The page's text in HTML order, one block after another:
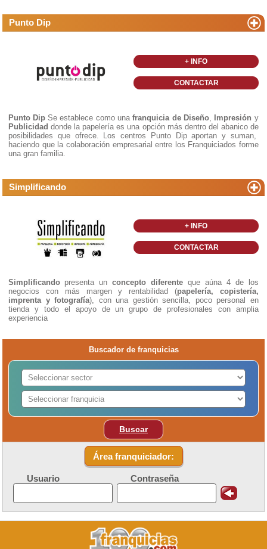
Punto Dip
+ INFO
CONTACTAR
Punto Dip Se establece como una franquicia de Diseño, Impresión y
Publicidad donde la papelería es una opción más dentro del abanico de
posibilidades que ofrece. Los centros Punto Dip aportan y suman,
haciendo que la colaboración empresarial entre los Franquiciados forme
una gran familia.
Simplificando
+ INFO
CONTACTAR
Simplificando presenta un concepto diferente que aúna 4 de los
negocios con más margen y rentabilidad (papelería, copistería,
imprenta y fotografía), con una gestión sencilla, poco personal en
tienda y todo el apoyo de un grupo de profesionales con amplia
experiencia
Buscador de franquicias
Buscar
Área franquiciador:
Usuario Contraseña